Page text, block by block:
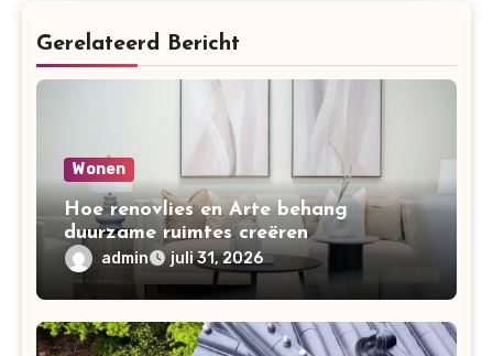
Gerelateerd Bericht
Wonen
Hoe renovlies en Arte behang
duurzame ruimtes creëren
admin juli 31, 2026